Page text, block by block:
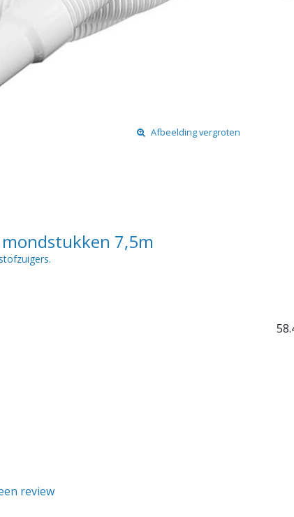
Afbeelding vergroten
7,5m
review